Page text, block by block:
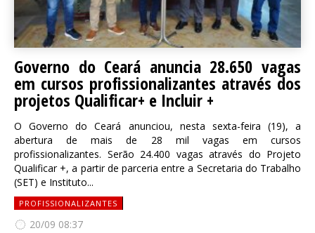
Governo do Ceará anuncia 28.650 vagas
em cursos profissionalizantes através dos
projetos Qualificar+ e Incluir +
O Governo do Ceará anunciou, nesta sexta-feira (19), a
abertura de mais de 28 mil vagas em cursos
profissionalizantes. Serão 24.400 vagas através do Projeto
Qualificar +, a partir de parceria entre a Secretaria do Trabalho
(SET) e Instituto...
PROFISSIONALIZANTES
20/09 08:37